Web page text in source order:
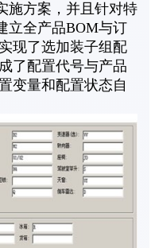
施方案，并且针对特
立全产品BOM与订
现了选加装子组配
了配置代号与产品
变量和配置状态自